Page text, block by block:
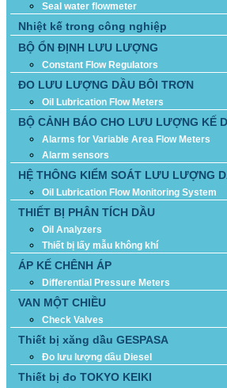
Seal water flowmeter
Nhiệt kế trong công nghiệp
BỘ ỔN ĐỊNH LƯU LƯỢNG
Constant Flow Regulators
ĐO LƯU LƯỢNG DẦU BÔI TRƠN
Oil Lubrication Flow Meters
BỘ CẢNH BÁO CHO LƯU LƯỢNG KẾ
Alarms for Variable Area Flow Meters
Alarm sensors
HỆ THÔNG KIỂM SOÁT LƯU LƯỢNG
Oil Lubrication Flow Monitoring System
THIẾT BỊ PHÂN TÍCH DẦU
Oil Analyzers
Thiết bị lấy mẫu không khí
ÁP KẾ CHÊNH ÁP
Differential Pressure Meters
VAN MỘT CHIỀU
Check Valves
Thiết bị xăng dầu GESPASA
Đo lưu lượng dầu Diesel
Thiết bị đo TOKYO KEIKI